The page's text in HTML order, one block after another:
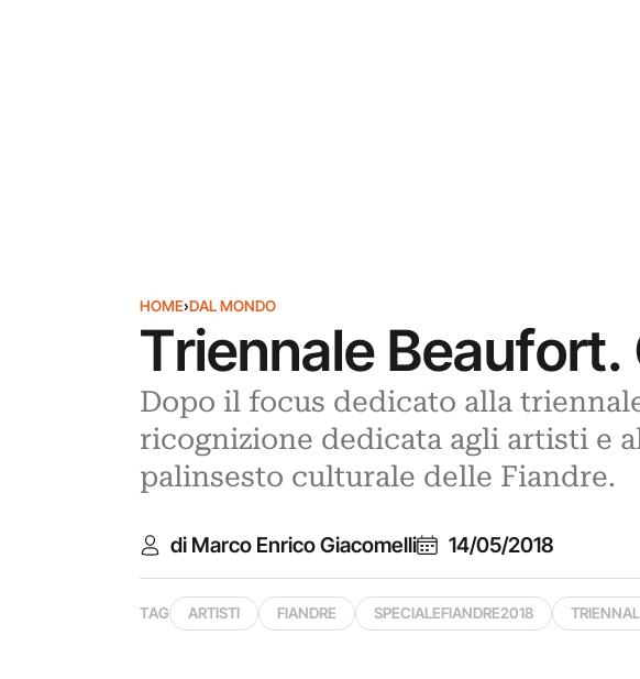
HOME›DAL MONDO
Triennale Beaufort.
Dopo il focus dedicato alla
ricognizione dedicata agli artisti e
palinsesto culturale delle Fiandre.
di Marco Enrico Giacomelli 14/05/2018
TAG ARTISTI FIANDRE SPECIALEFIANDRE2018